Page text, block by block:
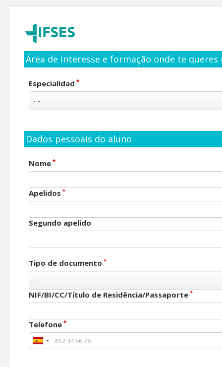
Área de interesse e formação onde te
Especialidad *
Dados pessoais do aluno
Nome *
Apelidos *
Segundo apelido
Tipo de documento *
NIF/BI/CC/Título de Residência/Passaporte *
Telefone *